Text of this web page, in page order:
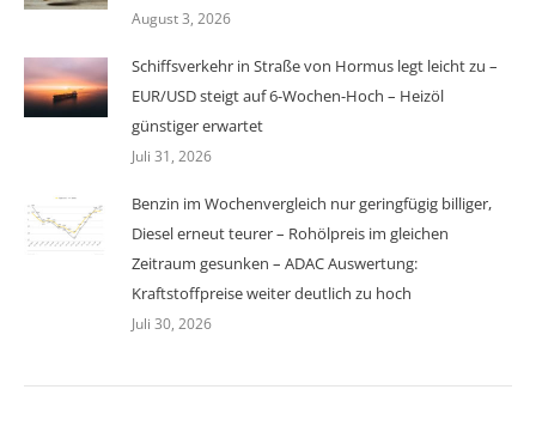
August 3, 2026
Schiffsverkehr in Straße von Hormus legt leicht zu –
EUR/USD steigt auf 6-Wochen-Hoch – Heizöl
günstiger erwartet
Juli 31, 2026
Benzin im Wochenvergleich nur geringfügig billiger,
Diesel erneut teurer – Rohölpreis im gleichen
Zeitraum gesunken – ADAC Auswertung:
Kraftstoffpreise weiter deutlich zu hoch
Juli 30, 2026